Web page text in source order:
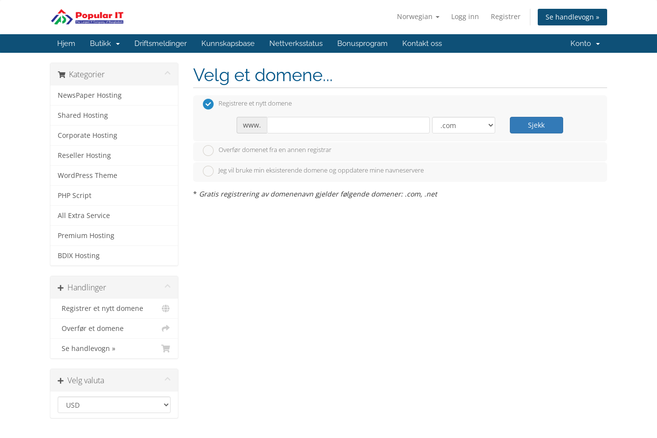
Norwegian Logg inn Registrer Se handlevogn »
Hjem Butikk Driftsmeldinger Kunnskapsbase Nettverksstatus Bonusprogram Kontakt oss Konto
Kategorier
NewsPaper Hosting
Shared Hosting
Corporate Hosting
Reseller Hosting
WordPress Theme
PHP Script
All Extra Service
Premium Hosting
BDIX Hosting
Handlinger
Registrer et nytt domene
Overfør et domene
Se handlevogn »
Velg valuta
Velg et domene...
Registrere et nytt domene
www. Sjekk
Overfør domenet fra en annen registrar
Jeg vil bruke min eksisterende domene og oppdatere mine navneservere
* Gratis registrering av domenenavn gjelder følgende domener: .com, .net